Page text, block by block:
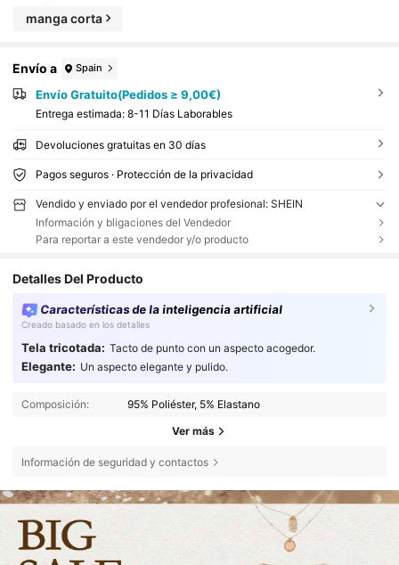
manga corta
Envío a Spain
Envío Gratuito(Pedidos ≥ 9,00€)
Entrega estimada: 8-11 Días Laborables
Devoluciones gratuitas en 30 días
Pagos seguros · Protección de la privacidad
Vendido y enviado por el vendedor profesional: SHEIN
Información y bligaciones del Vendedor
Para reportar a este vendedor y/o producto
Detalles Del Producto
Características de la inteligencia artificial
Creado basado en los detalles
Tela tricotada: Tacto de punto con un aspecto acogedor.
Elegante: Un aspecto elegante y pulido.
Composición: 95% Poliéster, 5% Elastano
Ver más
Información de seguridad y contactos